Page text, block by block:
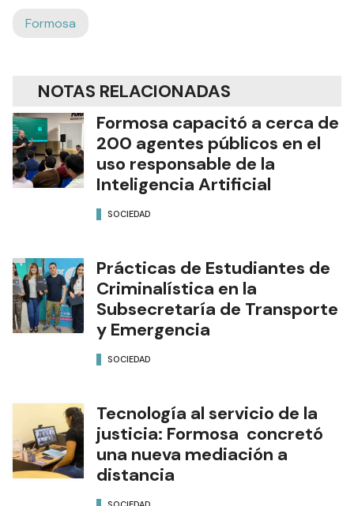
Formosa
NOTAS RELACIONADAS
Formosa capacitó a cerca de
200 agentes públicos en el
uso responsable de la
Inteligencia Artificial
SOCIEDAD
Prácticas de Estudiantes de
Criminalística en la
Subsecretaría de Transporte
y Emergencia
SOCIEDAD
Tecnología al servicio de la
justicia: Formosa concretó
una nueva mediación a
distancia